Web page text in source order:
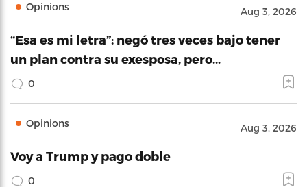
Opinions Aug 3, 2026
“Esa es mi letra”: negó tres veces bajo tener
un plan contra su exesposa, pero…
0
Opinions Aug 3, 2026
Voy a Trump y pago doble
0